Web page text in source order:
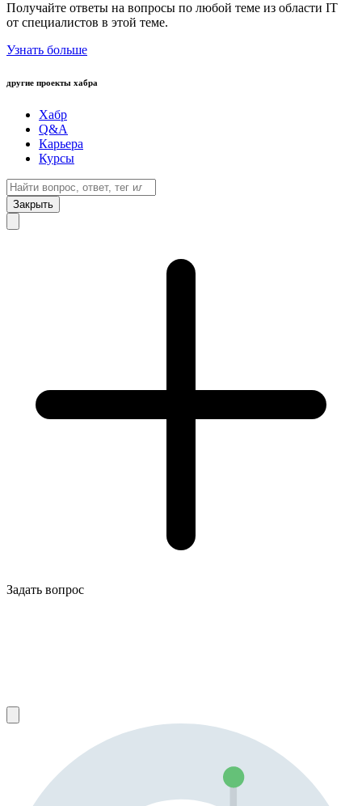
Получайте ответы на вопросы по любой теме из области IT
от специалистов в этой теме.
Узнать больше
другие проекты хабра
Хабр
Q&A
Карьера
Курсы
Закрыть
Задать вопрос